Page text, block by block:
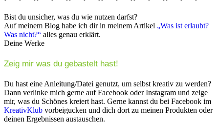
Bist du unsicher, was du wie nutzen darfst?
Auf meinem Blog habe ich dir in meinem Artikel „Was ist erlaubt?
Was nicht?“ alles genau erklärt.
Deine Werke
Zeig mir was du gebastelt hast!
Du hast eine Anleitung/Datei genutzt, um selbst kreativ zu werden?
Dann verlinke mich gerne auf Facebook oder Instagram und zeige
mir, was du Schönes kreiert hast. Gerne kannst du bei Facebook im
KreativKlub vorbeigucken und dich dort zu meinen Produkten oder
deinen Ergebnissen austauschen.